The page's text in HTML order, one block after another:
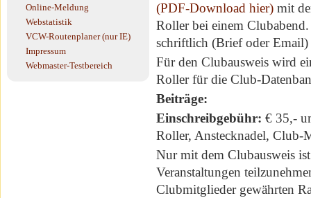
Online-Meldung
Webstatistik
VCW-Routenplaner (nur IE)
Impressum
Webmaster-Testbereich
(PDF-Download hier) mit
Roller bei einem
schriftlich (Brief oder Email)
Für den Clubausweis wird
Roller für die Club-
Beiträge:
Einschreibgebühr: € 35,-
Roller, Anstecknadel, Club-
Nur mit dem Clubausweis
Veranstaltungen
Clubmitglieder gewährten